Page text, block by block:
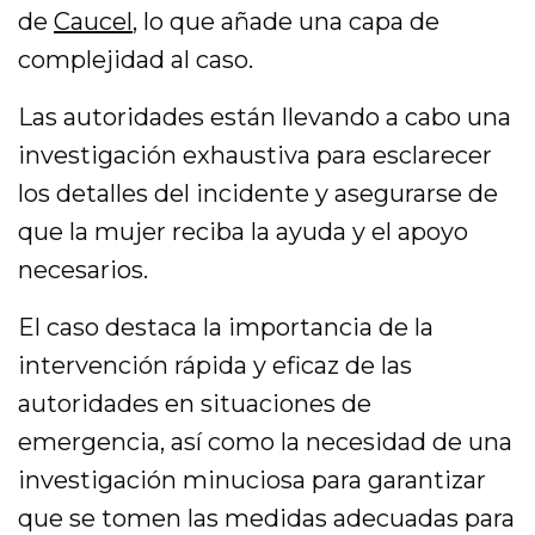
deCaucel, lo que añade una capa de
complejidad al caso.
Las autoridades están llevando a cabo una
investigación exhaustiva para esclarecer
los detalles del incidente y asegurarse de
que la mujer reciba la ayuda y el apoyo
necesarios.
El caso destaca la importancia de la
intervención rápida y eficaz de las
autoridades en situaciones de
emergencia, así como la necesidad de una
investigación minuciosa para garantizar
que se tomen las medidas adecuadas para